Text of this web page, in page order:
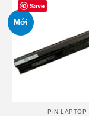
Save
Mới
PIN LAPTOP